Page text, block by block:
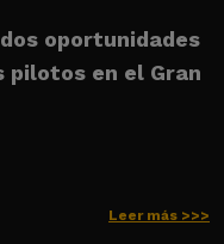
oportunidades
pilotos en el Gran
Leer más >>>